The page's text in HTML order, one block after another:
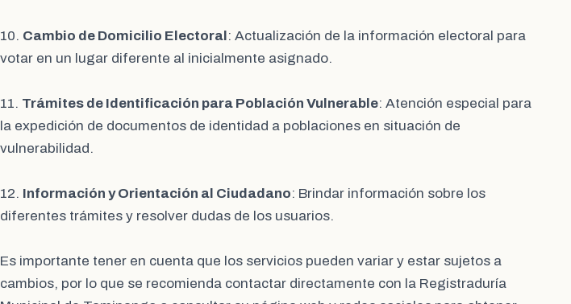
10. Cambio de Domicilio Electoral : Actualización de la información electoral para
votar en un lugar diferente al inicialmente asignado.
11. Trámites de Identificación para Población Vulnerable: Atención especial para
la expedición de documentos de identidad a poblaciones en situación de
vulnerabilidad.
12. Información y Orientación al Ciudadano: Brindar información sobre los
diferentes trámites y resolver dudas de los usuarios.
Es importante tener en cuenta que los servicios pueden variar y estar sujetos a
cambios, por lo que se recomienda contactar directamente con la Registraduría